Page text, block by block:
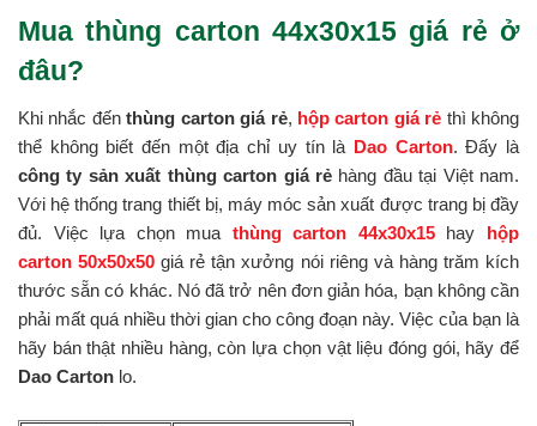
Mua thùng carton 44x30x15 giá rẻ ở
đâu?
Khi nhắc đếnthùng carton giá rẻ, hộp carton giá rẻ thì không
thể không biết đến một địa chỉ uy tín là Dao Carton. Đấy là
công ty sản xuất thùng carton giá rẻhàng đầu tại Việt nam.
Với hệ thống trang thiết bị, máy móc sản xuất được trang bị đầy
đủ. Việc lựa chọn mua thùng carton 44x30x15hay hộp
carton 50x50x50 giá rẻ tận xưởng nói riêng và hàng trăm kích
thước sẵn có khác. Nó đã trở nên đơn giản hóa, bạn không cần
phải mất quá nhiều thời gian cho công đoạn này. Việc của bạn là
hãy bán thật nhiều hàng, còn lựa chọn vật liệu đóng gói, hãy để
Dao Carton lo.